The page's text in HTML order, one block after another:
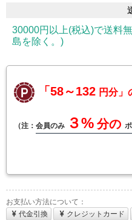
30000円以上(税込)で送料
島を除く。)
「58～132 円分」
（注： 会員のみ ３% 分の
お支払い方法について：
代金引換
クレジットカード